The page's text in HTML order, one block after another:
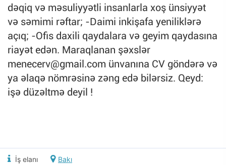
dəqiq və məsuliyyətli insanlarla xoş ünsiyyət
və səmimi rəftar; -Daimi inkişafa yeniliklərə
açıq; -Ofis daxili qaydalara və geyim qaydasına
riayət edən. Maraqlanan şəxslər
menecerv@gmail.com ünvanına CV göndərə və
ya əlaqə nömrəsinə zəng edə bilərsiz. Qeyd:
işə düzəltmə deyil !
İş elanı Bakı